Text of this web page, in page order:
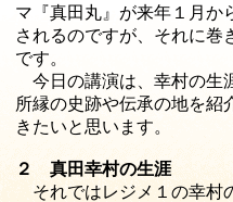
マ『真田丸』が来年１月か
されるのですが、それに巻
です。
今日の講演は、幸村の生
所縁の史跡や伝承の地を紹
きたいと思います。
２ 真田幸村の生涯
それではレジメ１の幸村